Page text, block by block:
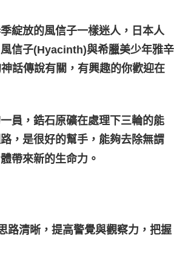
綻放的風信子一樣迷人，日本人
信子(Hyacinth)與希臘美少年雅辛
話傳說有關，有興趣的你歡迎在
員，鋯石原礦在處理下三輪的能
，是很好的幫手，能夠去除無謂
帶來新的生命力。
路清晰，提高警覺與觀察力，把握